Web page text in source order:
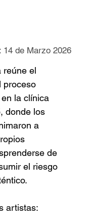
14 de Marzo 2026
reúne el
proceso
la clínica
donde los
a
de
el riesgo
artistas: